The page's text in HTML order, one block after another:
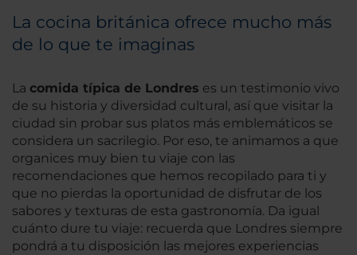
La cocina británica ofrece mucho más
de lo que te imaginas
La comida típica de Londres es un testimonio vivo
de su historia y diversidad cultural, así que visitar la
ciudad sin probar sus platos más emblemáticos se
considera un sacrilegio. Por eso, te animamos a que
organices muy bien tu viaje con las
recomendaciones que hemos recopilado para ti y
que no pierdas la oportunidad de disfrutar de los
sabores y texturas de esta gastronomía. Da igual
cuánto dure tu viaje: recuerda que Londres siempre
pondrá a tu disposición las mejores experiencias